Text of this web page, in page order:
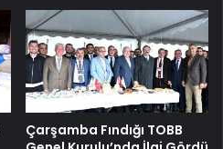
Çarşamba Fındığı TOBB